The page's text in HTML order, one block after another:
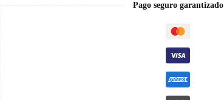
Pago seguro garantizado